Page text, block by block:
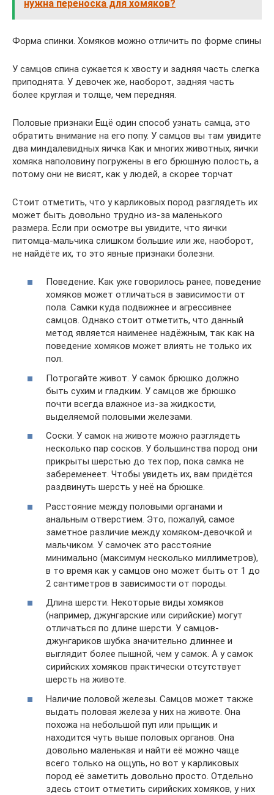
нужна переноска для хомяков?
Форма спинки. Хомяков можно отличить по форме спины
У самцов спина сужается к хвосту и задняя часть слегка
приподнята. У девочек же, наоборот, задняя часть
более круглая и толще, чем передняя.
Половые признаки Ещё один способ узнать самца, это
обратить внимание на его попу. У самцов вы там увидите
два миндалевидных яичка Как и многих животных, яички
хомяка наполовину погружены в его брюшную полость, а
потому они не висят, как у людей, а скорее торчат
Стоит отметить, что у карликовых пород разглядеть их
может быть довольно трудно из-за маленького
размера. Если при осмотре вы увидите, что яички
питомца-мальчика слишком большие или же, наоборот,
не найдёте их, то это явные признаки болезни.
Поведение. Как уже говорилось ранее, поведение
хомяков может отличаться в зависимости от
пола. Самки куда подвижнее и агрессивнее
самцов. Однако стоит отметить, что данный
метод является наименее надёжным, так как на
поведение хомяков может влиять не только их
пол.
Потрогайте живот. У самок брюшко должно
быть сухим и гладким. У самцов же брюшко
почти всегда влажное из-за жидкости,
выделяемой половыми железами.
Соски. У самок на животе можно разглядеть
несколько пар сосков. У большинства пород они
прикрыты шерстью до тех пор, пока самка не
забеременеет. Чтобы увидеть их, вам придётся
раздвинуть шерсть у неё на брюшке.
Расстояние между половыми органами и
анальным отверстием. Это, пожалуй, самое
заметное различие между хомяком-девочкой и
мальчиком. У самочек это расстояние
минимально (максимум несколько миллиметров),
в то время как у самцов оно может быть от 1 до
2 сантиметров в зависимости от породы.
Длина шерсти. Некоторые виды хомяков
(например, джунгарские или сирийские) могут
отличаться по длине шерсти. У самцов-
джунгариков шубка значительно длиннее и
выглядит более пышной, чем у самок. А у самок
сирийских хомяков практически отсутствует
шерсть на животе.
Наличие половой железы. Самцов может также
выдать половая железа у них на животе. Она
похожа на небольшой пуп или прыщик и
находится чуть выше половых органов. Она
довольно маленькая и найти её можно чаще
всего только на ощупь, но вот у карликовых
пород её заметить довольно просто. Отдельно
здесь стоит отметить сирийских хомяков, у них